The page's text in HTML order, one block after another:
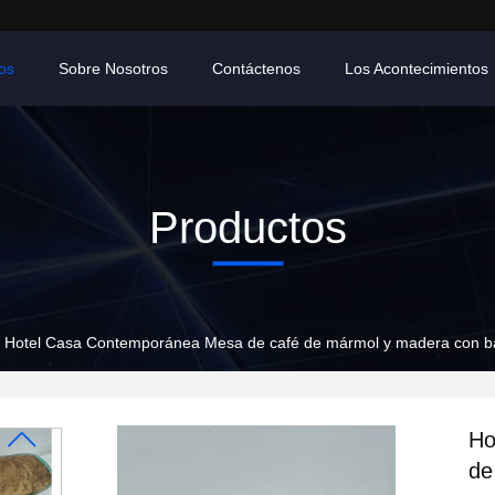
Sobre Nosotros Contáctenos Los Acontecimientos
Productos
Hotel Casa Contemporánea Mesa de café de mármol y madera con